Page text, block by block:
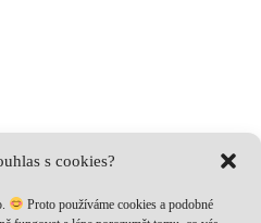
s cookies?
Proto používáme cookies a podobné